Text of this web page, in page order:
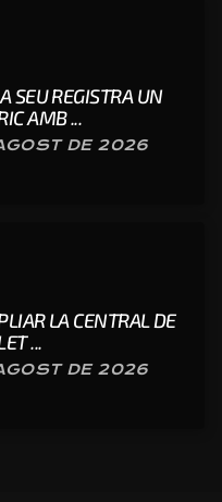
SEU REGISTRA UN
AMB ...
DE 2026
LA CENTRAL DE
...
DE 2026